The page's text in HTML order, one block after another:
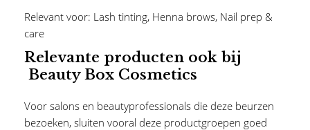
Relevant voor: Lash tinting, Henna brows, Nail prep &
care
Relevante producten ook bij
Beauty Box Cosmetics
Voor salons en beautyprofessionals die deze beurzen
bezoeken, sluiten vooral deze productgroepen goed